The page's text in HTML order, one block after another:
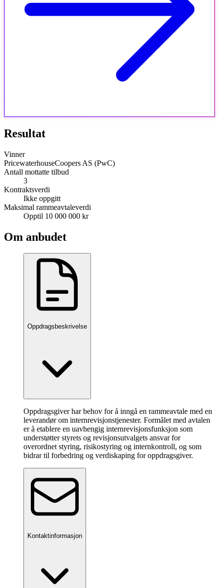
Resultat
Vinner
PricewaterhouseCoopers AS (PwC)
Antall mottatte tilbud
3
Kontraktsverdi
Ikke oppgitt
Maksimal rammeavtaleverdi
Opptil 10 000 000 kr
Om anbudet
Oppdragsbeskrivelse
Oppdragsgiver har behov for å inngå en rammeavtale med en
leverandør om internrevisjonstjenester. Formålet med avtalen
er å etablere en uavhengig internrevisjonsfunksjon som
understøtter styrets og revisjonsutvalgets ansvar for
overordnet styring, risikostyring og internkontroll, og som
bidrar til forbedring og verdiskaping for oppdragsgiver.
Kontaktinformasjon